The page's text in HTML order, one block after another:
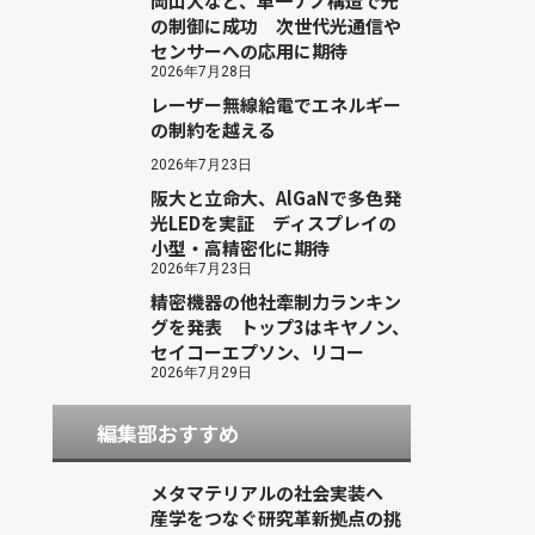
の制御に成功 次世代光通信や
センサーへの応用に期待
2026年7月28日
レーザー無線給電でエネルギー
の制約を越える
2026年7月23日
阪大と立命大、AlGaNで多色発
光LEDを実証 ディスプレイの
小型・高精密化に期待
2026年7月23日
精密機器の他社牽制力ランキン
グを発表 トップ3はキヤノン、
セイコーエプソン、リコー
2026年7月29日
編集部おすすめ
メタマテリアルの社会実装へ
産学をつなぐ研究革新拠点の挑